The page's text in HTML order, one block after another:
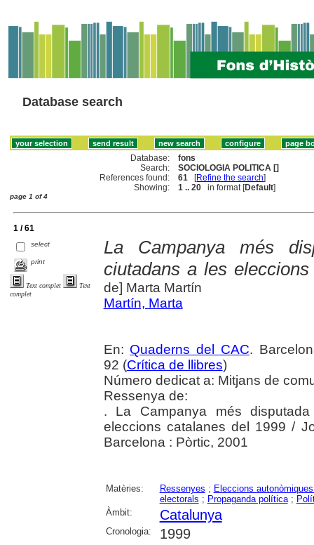
Database search
Database:
fons
Search:
SOCIOLOGIA POLITICA []
References found:
61 [Refine the search]
Showing:
1 .. 20 in format [Default]
page 1 of 4
1 / 61
select
print
Text complet
Text
complet
La Campanya més
ciutadans a les
de] Marta Martín
Martín, Marta
En: Quaderns del CAC.
92 (Crítica de llibres)
Número dedicat a: Mitjans de
Ressenya de:
. La Campanya més
eleccions catalanes del 1999 /
Barcelona : Pòrtic, 2001
Matèries: Ressenyes ; Eleccions
electorals ; Propaganda política;
Àmbit:
Catalunya
Cronologia: 1999